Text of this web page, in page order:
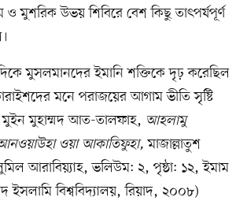
মুশরিক উভয় শিবিরে বেশ কিছু তাৎপর্যপূর্ণ
মুসলমানদের ইমানি শক্তিকে দৃঢ় করেছিল
মনে পরাজয়ের আগাম ভীতি সৃষ্টি
মুহাম্মদ আত-তালফাহ, আহলামু
ওয়া আকাতিফুহা,মাজাল্লাতুশ
আরাবিয়্যাহ, ভলিউম: ২, পৃষ্ঠা: ১২, ইমাম
ইসলামি বিশ্ববিদ্যালয়, রিয়াদ, ২০০৮)